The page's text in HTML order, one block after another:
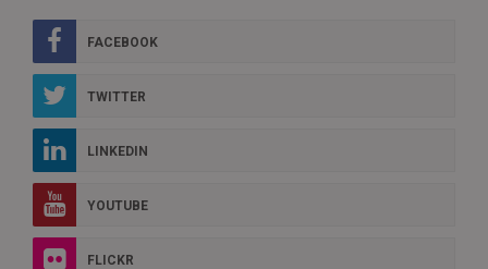
FACEBOOK
TWITTER
LINKEDIN
YOUTUBE
FLICKR